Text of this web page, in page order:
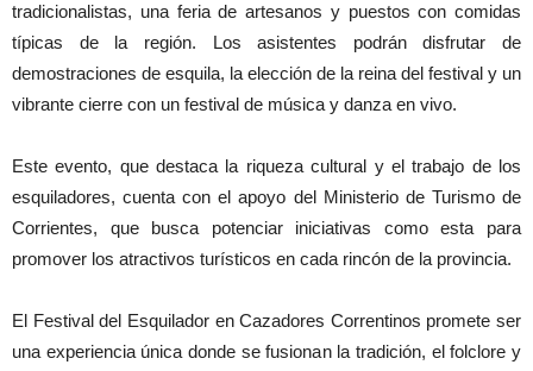
tradicionalistas, una feria de artesanos y puestos con comidas
típicas de la región. Los asistentes podrán disfrutar de
demostraciones de esquila, la elección de la reina del festival y un
vibrante cierre con un festival de música y danza en vivo.
Este evento, que destaca la riqueza cultural y el trabajo de los
esquiladores, cuenta con el apoyo del Ministerio de Turismo de
Corrientes, que busca potenciar iniciativas como esta para
promover los atractivos turísticos en cada rincón de la provincia.
El Festival del Esquilador en Cazadores Correntinos promete ser
una experiencia única donde se fusionan la tradición, el folclore y